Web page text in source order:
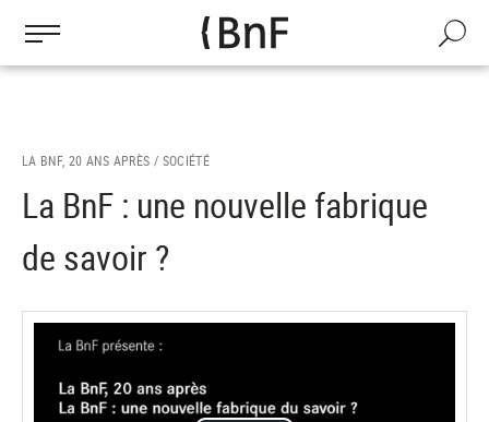
contenu
Recherche
LA BNF, 20 ANS APRÈS / SOCIÉTÉ
La BnF : une nouvelle fabrique
de savoir ?